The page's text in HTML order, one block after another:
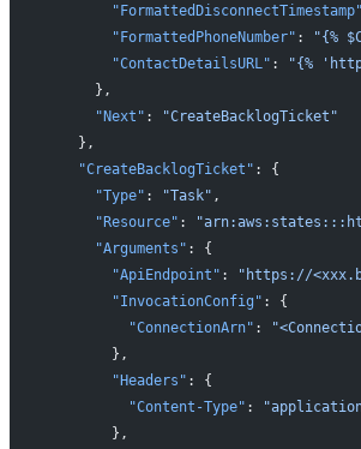
        "FormattedDisconnectTimestamp"
        "FormattedPhoneNumber"
:
"{%
        "ContactDetailsURL"
:
"{%
      },
      "Next"
:
"CreateBacklogTicket"
    },
    "CreateBacklogTicket"
: {
      "Type"
: "Task" ,
      "Resource"
:
      "Arguments"
: {
        "ApiEndpoint"
:
"https://
        "InvocationConfig"
: {
          "ConnectionArn"
:
        },
        "Headers"
: {
          "Content-Type"
:
        },